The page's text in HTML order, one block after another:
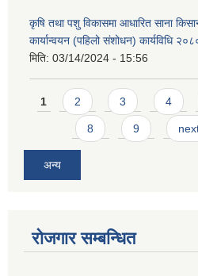
कृषि तथा पशु विकासमा आधारित साना
कार्यान्वयन (पहिलो संशोधन) कार्यविधि
मिति: 03/14/2024 - 15:56
Pages
1 2 3 4
8 9
अन्य
रोजगार सम्बन्धित